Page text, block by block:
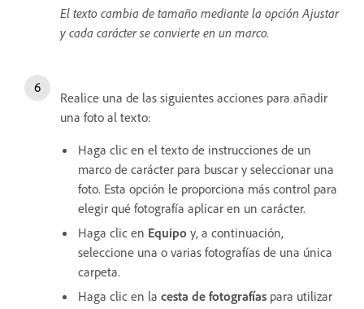
El texto cambia de tamaño mediante la opción Ajustar
y cada carácter se convierte en un marco.
Realice una de las siguientes acciones para añadir
una foto al texto:
Haga clic en el texto de instrucciones de un
marco de carácter para buscar y seleccionar una
foto. Esta opción le proporciona más control para
elegir qué fotografía aplicar en un carácter.
Haga clic en Equipo y, a continuación,
seleccione una o varias fotografías de una única
carpeta.
Haga clic en la cesta de fotografías para utilizar